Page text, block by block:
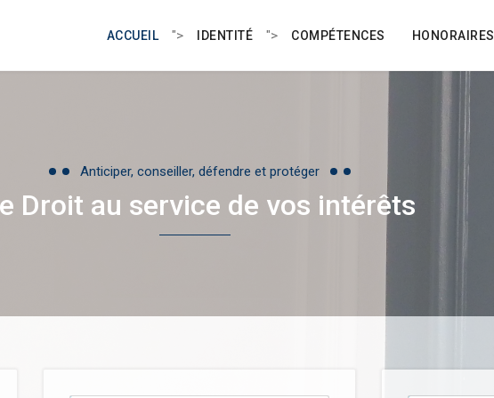
ACCUEIL "> IDENTITÉ "> COMPÉTENCES HONORAIRES
Anticiper, conseiller, défendre et protéger
Droit au service de vos intérêts